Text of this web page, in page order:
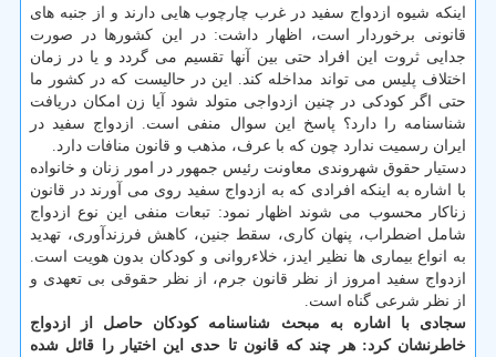
اینكه شیوه ازدواج سفید در غرب چارچوب هایی دارند و از جنبه های
قانونی برخوردار است، اظهار داشت: در این كشورها در صورت
جدایی ثروت این افراد حتی بین آنها تقسیم می گردد و یا در زمان
اختلاف پلیس می تواند مداخله كند. این در حالیست كه در كشور ما
حتی اگر كودكی در چنین ازدواجی متولد شود آیا زن امكان دریافت
شناسنامه را دارد؟ پاسخ این سوال منفی است. ازدواج سفید در
ایران رسمیت ندارد چون كه با عرف، مذهب و قانون منافات دارد.
دستیار حقوق شهروندی معاونت رئیس جمهور در امور زنان و خانواده
با اشاره به اینكه افرادی كه به ازدواج سفید روی می آورند در قانون
زناكار محسوب می شوند اظهار نمود: تبعات منفی این نوع ازدواج
شامل اضطراب، پنهان كاری، سقط جنین، كاهش فرزندآوری، تهدید
به انواع بیماری ها نظیر ایدز، خلاءروانی و كودكان بدون هویت است.
ازدواج سفید امروز از نظر قانون جرم، از نظر حقوقی بی تعهدی و
از نظر شرعی گناه است.
سجادی با اشاره به مبحث شناسنامه كودكان حاصل از ازدواج
خاطرنشان كرد: هر چند كه قانون تا حدی این اختیار را قائل شده